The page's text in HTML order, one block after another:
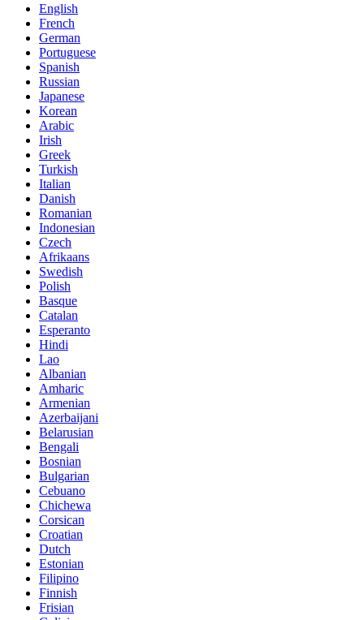
English
French
German
Portuguese
Spanish
Russian
Japanese
Korean
Arabic
Irish
Greek
Turkish
Italian
Danish
Romanian
Indonesian
Czech
Afrikaans
Swedish
Polish
Basque
Catalan
Esperanto
Hindi
Lao
Albanian
Amharic
Armenian
Azerbaijani
Belarusian
Bengali
Bosnian
Bulgarian
Cebuano
Chichewa
Corsican
Croatian
Dutch
Estonian
Filipino
Finnish
Frisian